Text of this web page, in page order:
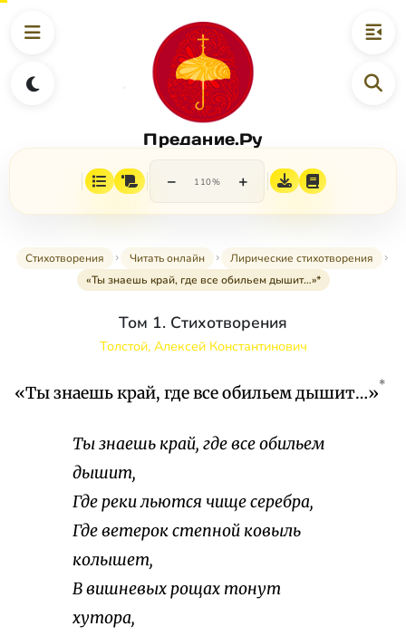
Предание.Ру
− 110% +
Стихотворения Читать онлайн
Лирические стихотворения
«Ты знаешь край, где все обильем дышит…»*
Том 1. Стихотворения
Толстой, Алексей Константинович
«Ты знаешь край, где все обильем дышит…»*
Ты знаешь край, где все обильем
дышит,
Где реки льются чище серебра,
Где ветерок степной ковыль
колышет,
В вишневых рощах тонут
хутора,